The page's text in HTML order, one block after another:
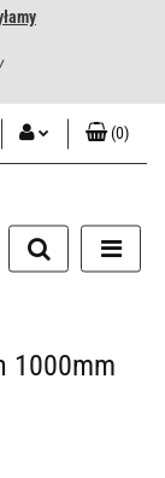
się
(0)
1000mm